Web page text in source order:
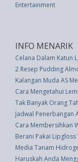
Entertainment
INFO MENARIK
Celana Dalam Katun
2 Resep Pudding
Kalangan Muda AS
Cara Mengetahui
Tak Banyak Orang
Jadwal Penerbangan
Cara Membersihkan
Berani Pakai
Media Tanam
Haruskah Anda